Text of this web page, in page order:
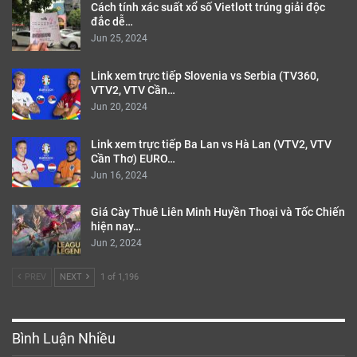
Cách tính xác suất xổ số Vietlott trúng giải độc
đắc dễ…
Jun 25, 2024
Link xem trực tiếp Slovenia vs Serbia (TV360,
VTV2, VTV Cần…
Jun 20, 2024
Link xem trực tiếp Ba Lan vs Hà Lan (VTV2, VTV
Cần Thơ) EURO…
Jun 16, 2024
Giá Cày Thuê Liên Minh Huyền Thoại và Tốc Chiến
hiện nay…
Jun 2, 2024
PREV NEXT 1 of 1,196
Bình Luận Nhiều